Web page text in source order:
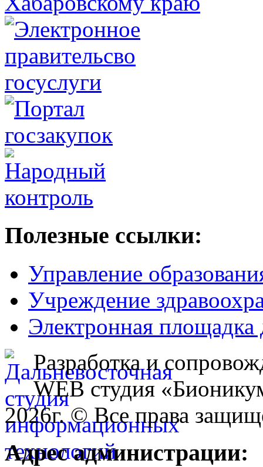
Полезные ссылки:
Управление
Учреждение
Электронная площадка
Разработка и
WEB студия
2026г. © Все права
Адрес администрации: